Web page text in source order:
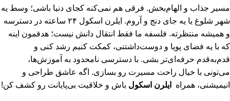
مسیر جذاب و الهام‌بخش. فرقی هم نمی‌کنه کجای دنیا باشی؛ وسط یه
شهر شلوغ یا یه جای دنج و آروم. ایلرن اسکول ۲۴ ساعته در دسترسه
و همیشه منتظرته. فلسفه ما فقط انتقال دانش نیست؛ هدفمون اینه
که با یه فضای پویا و دوست‌داشتنی، کمکت کنیم رشد کنی و
قدم‌به‌قدم حرفه‌ای‌تر بشی. با دسترسی نامحدود به آموزش‌ها،
می‌تونی با خیال راحت مسیرت رو بسازی. اگه عاشق طراحی و
انیمیشنی، همراه
ایلرن اسکول باش و خلاقیت بی‌پایانت رو کشف کن!